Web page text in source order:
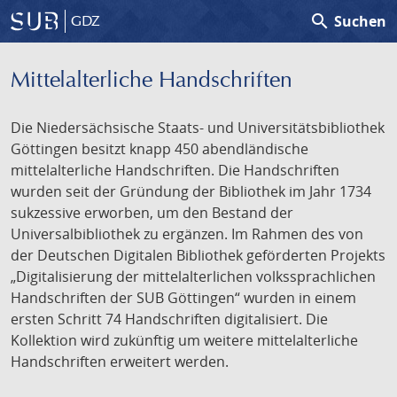
GDZ search Suchen
Mittelalterliche Handschriften
Die Niedersächsische Staats- und Universitätsbibliothek
Göttingen besitzt knapp 450 abendländische
mittelalterliche Handschriften. Die Handschriften
wurden seit der Gründung der Bibliothek im Jahr 1734
sukzessive erworben, um den Bestand der
Universalbibliothek zu ergänzen. Im Rahmen des von
der Deutschen Digitalen Bibliothek geförderten Projekts
„Digitalisierung der mittelalterlichen volkssprachlichen
Handschriften der SUB Göttingen“ wurden in einem
ersten Schritt 74 Handschriften digitalisiert. Die
Kollektion wird zukünftig um weitere mittelalterliche
Handschriften erweitert werden.